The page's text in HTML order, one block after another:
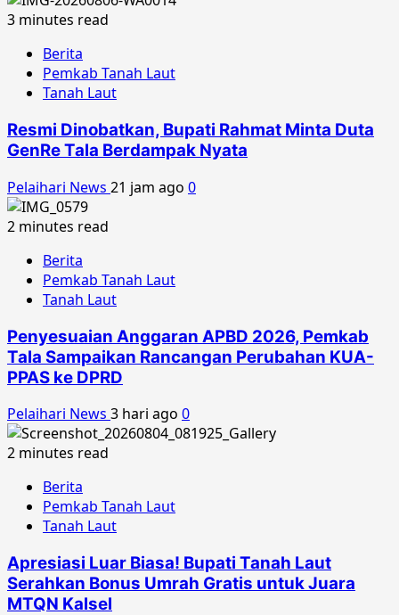
3 minutes read
Berita
Pemkab Tanah Laut
Tanah Laut
Resmi Dinobatkan, Bupati Rahmat Minta Duta
GenRe Tala Berdampak Nyata
Pelaihari News 21 jam ago 0
2 minutes read
Berita
Pemkab Tanah Laut
Tanah Laut
Penyesuaian Anggaran APBD 2026, Pemkab
Tala Sampaikan Rancangan Perubahan KUA-
PPAS ke DPRD
Pelaihari News 3 hari ago 0
2 minutes read
Berita
Pemkab Tanah Laut
Tanah Laut
Apresiasi Luar Biasa! Bupati Tanah Laut
Serahkan Bonus Umrah Gratis untuk Juara
MTQN Kalsel